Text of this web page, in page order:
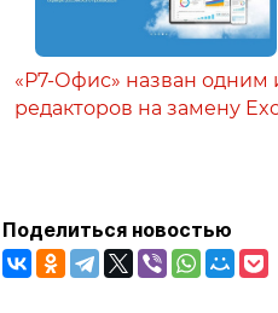
«Р7-Офис» назван одним
редакторов на замену
Поделиться новостью